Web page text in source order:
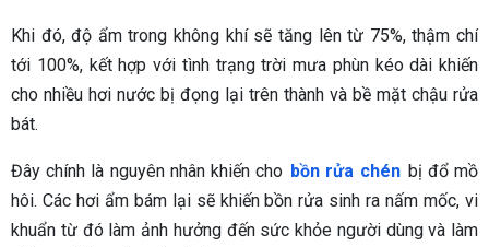
Khi đó, độ ẩm trong không khí sẽ tăng lên từ 75%, thậm chí
tới 100%, kết hợp với tình trạng trời mưa phùn kéo dài khiến
cho nhiều hơi nước bị đọng lại trên thành và bề mặt chậu rửa
bát.
Đây chính là nguyên nhân khiến cho bồn rửa chén bị đổ mồ
hôi. Các hơi ẩm bám lại sẽ khiến bồn rửa sinh ra nấm mốc, vi
khuẩn từ đó làm ảnh hưởng đến sức khỏe người dùng và làm